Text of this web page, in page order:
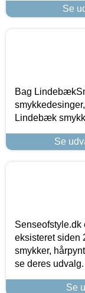
Se
Bag
Lindebæk
Se
Senseofstyle.dk
eksisteret siden
smykker,
se deres udvalg.
Se